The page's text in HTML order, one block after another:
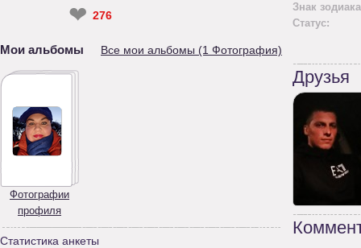
❤ 276
Мои альбомы Все мои альбомы (1 Фотография)
Фотографии
профиля
Статистика анкеты
Знак
Статус:
Друзья